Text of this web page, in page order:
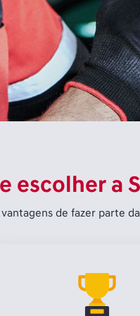
escolher a
de fazer parte